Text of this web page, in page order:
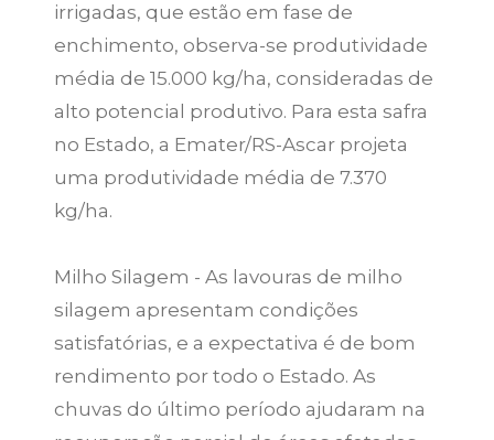
irrigadas, que estão em fase de
enchimento, observa-se produtividade
média de 15.000 kg/ha, consideradas de
alto potencial produtivo. Para esta safra
no Estado, a Emater/RS-Ascar projeta
uma produtividade média de 7.370
kg/ha.
Milho Silagem - As lavouras de milho
silagem apresentam condições
satisfatórias, e a expectativa é de bom
rendimento por todo o Estado. As
chuvas do último período ajudaram na